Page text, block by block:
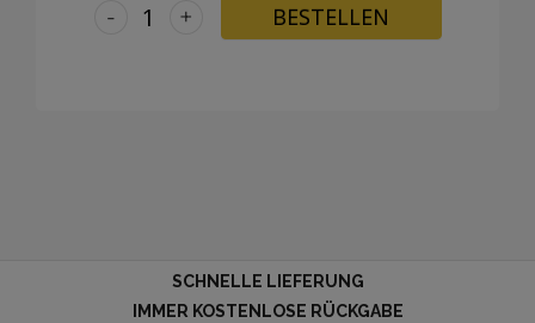
+
- BESTELLEN
SCHNELLE LIEFERUNG
IMMER KOSTENLOSE RÜCKGABE